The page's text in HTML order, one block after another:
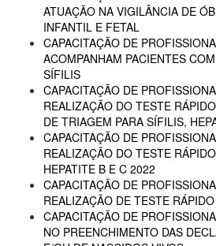
ATUAÇÃO NA VIGILÂNCIA DE
INFANTIL E FETAL
CAPACITAÇÃO DE
ACOMPANHAM PACIENTES
SÍFILIS
CAPACITAÇÃO DE
REALIZAÇÃO DO TESTE
DE TRIAGEM PARA SÍFILIS,
CAPACITAÇÃO DE
REALIZAÇÃO DO TESTE
HEPATITE B E C 2022
CAPACITAÇÃO DE
REALIZAÇÃO DE TESTE
CAPACITAÇÃO DE
NO PREENCHIMENTO DAS